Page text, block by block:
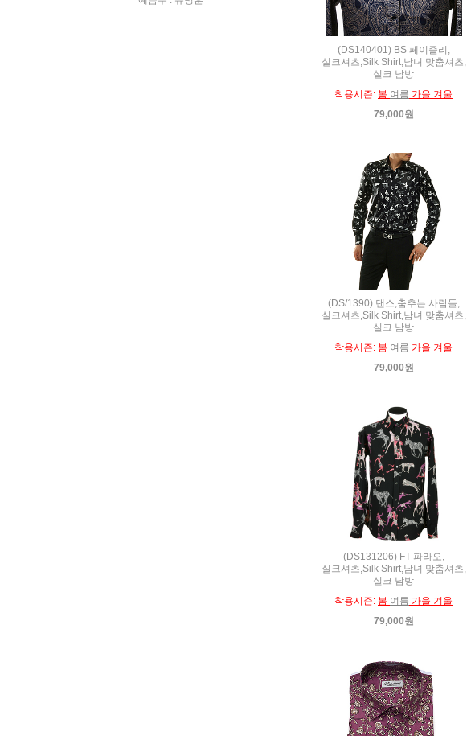
(DS140401) BS 페이즐리,
실크셔츠,Silk Shirt,남녀 맞춤셔츠,
실크 남방
착용시즌: 봄 여름 가을 겨울
79,000원
(DS/1390) 댄스,춤추는 사람들,
실크셔츠,Silk Shirt,남녀 맞춤셔츠,
실크 남방
착용시즌: 봄 여름 가을 겨울
79,000원
(DS131206) FT 파라오,
실크셔츠,Silk Shirt,남녀 맞춤셔츠,
실크 남방
착용시즌: 봄 여름 가을 겨울
79,000원